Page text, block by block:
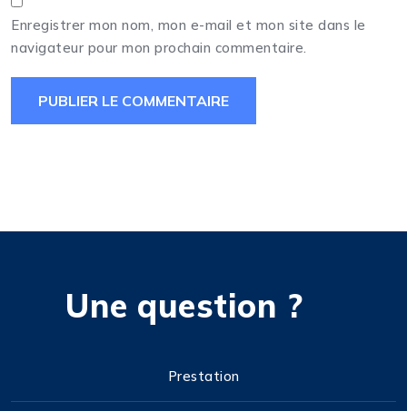
Enregistrer mon nom, mon e-mail et mon site dans le
navigateur pour mon prochain commentaire.
Une question ?
Prestation